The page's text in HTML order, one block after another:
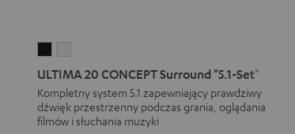
20
CONCEPT
Surround
"5.1-
20
CONCEPT
Surround
"5.1-
ULTIMA 20 CONCEPT Surround "5.1-Set"
Kompletny system 5.1 zapewniający prawdziwy
dźwięk przestrzenny podczas grania, oglądania
filmów i słuchania muzyki